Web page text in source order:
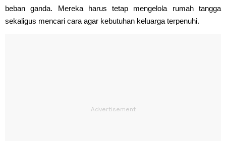
beban ganda. Mereka harus tetap mengelola rumah tangga
sekaligus mencari cara agar kebutuhan keluarga terpenuhi.